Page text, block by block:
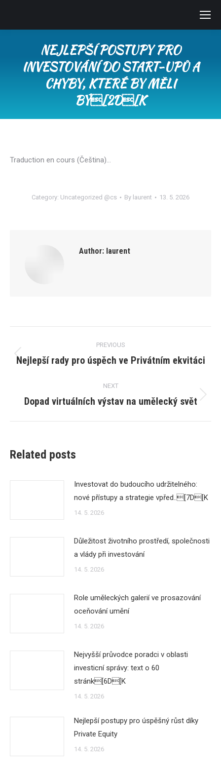
NEJLEPŠÍ POSTUPY PRO
INVESTOVÁNÍ DO START-UPŮ A
CHYBY, KTERÉ BY MĚLI
BÝ[2D[K
Traduction en cours (Čeština)…
Category: Uncategorized @cs By laurent 13. 5. 2026
Author: laurent
navigation
PREVIOUS
Previous
Nejlepší rady pro úspěch ve Privátním ekvitáci
NEXT
Next
Dopad virtuálních výstav na umělecký svět
Related posts
Investovat do budoucího udržitelného:
nové přístupy a strategie vpřed..[7D[K
14. 5. 2026
Důležitost životního prostředí, společnosti
a vlády při investování
14. 5. 2026
Role uměleckých galerií ve prosazování
oceňování umění
14. 5. 2026
Nejvyšší průvodce poradci v oblasti
investicní správy: text o 60
stránk[6D[K
14. 5. 2026
Nejlepší postupy pro úspěšný růst díky
Private Equity
14. 5. 2026